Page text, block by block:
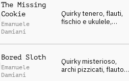
The Missing
Cookie
Emanuele
Damiani
Quirky tenero, flauti,
fischio e ukulele,
Bored Sloth
Emanuele
Damiani
Quirky misterioso,
archi pizzicati, flauto,